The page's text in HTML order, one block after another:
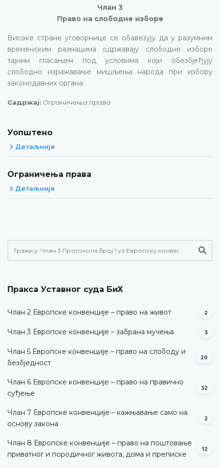
Члан 3
Право на слободне изборе
Високе стране уговорнице се обавезују да у разумним
временским размацима одржавају слободне изборе
тајним гласањем под условима који обезбјеђују
слободно изражавање мишљења народа при избору
законодавних органа.
Садржај: Ограничења права
Уопштено
Детаљније
Ограничења права
Детаљније
Пракса Уставног суда БиХ
Члан 2 Европске конвенције – право на живот 2
Члан 3 Европске конвенције – забрана мучења 3
Члан 5 Европске конвенције – право на слободу и
безбједност
20
Члан 6 Европске конвенције – право на правично
суђење
32
Члан 7 Европске конвенције – кажњавање само на
основу закона
2
Члан 8 Европске конвенције – право на поштовање
приватног и породичног живота, дома и преписке
12